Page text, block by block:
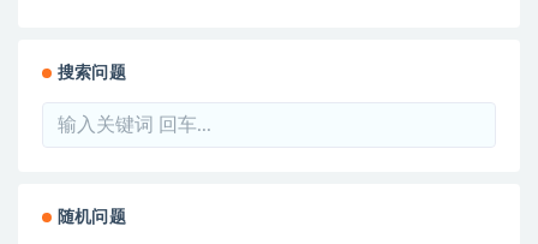
搜索问题
随机问题